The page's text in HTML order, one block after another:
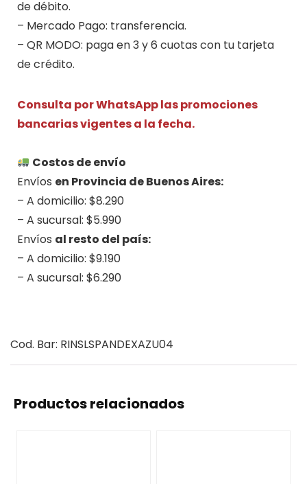
de débito.
– Mercado Pago: transferencia.
– QR MODO: paga en 3 y 6 cuotas con tu tarjeta
de crédito.
Consulta por WhatsApp las promociones
bancarias vigentes a la fecha.
Costos de envío
Envíos en Provincia de Buenos Aires:
– A domicilio: $8.290
– A sucursal: $5.990
Envíos al resto del país:
– A domicilio: $9.190
– A sucursal: $6.290
Cod. Bar: RINSLSPANDEXAZU04
Productos relacionados